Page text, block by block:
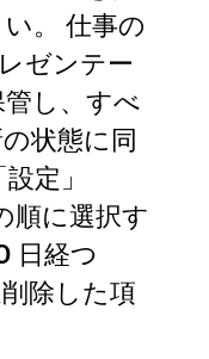
。 仕事の
ゼンテー
し、すべ
状態に同
定」
順に選択す
日経つ
除した項